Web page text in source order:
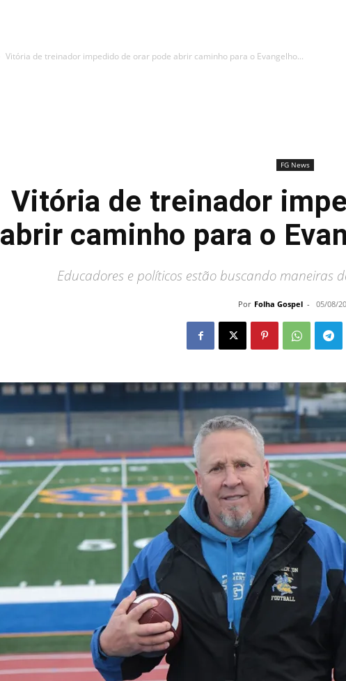
Vitória de treinador impedido de orar pode abrir caminho para o Evangelho...
FG News
Vitória de treinador
abrir caminho para o
Educadores e políticos estão buscando maneiras
Por Folha Gospel - 05/08/